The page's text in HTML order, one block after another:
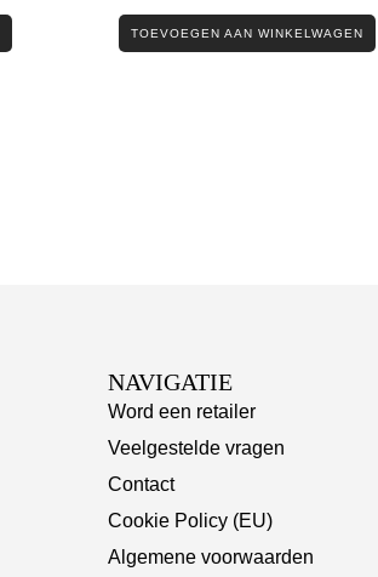
TOEVOEGEN AAN WINKELWAGEN
NAVIGATIE
Word een retailer
Veelgestelde vragen
Contact
Cookie Policy (EU)
Algemene voorwaarden